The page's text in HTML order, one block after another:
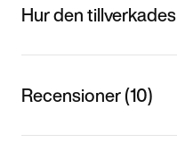
Hur den tillverkades
Recensioner (10)